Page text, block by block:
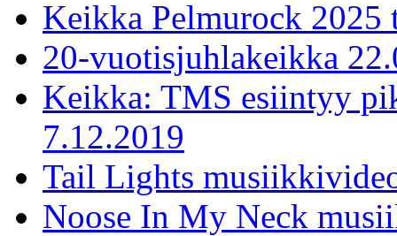
Keikka Pelmurock 2025
20-vuotisjuhlakeikka
Keikka: TMS esiintyy
7.12.2019
Tail Lights
Noose In My Neck